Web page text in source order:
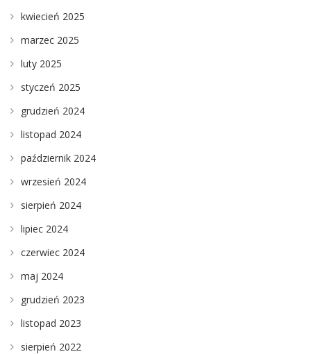
kwiecień 2025
marzec 2025
luty 2025
styczeń 2025
grudzień 2024
listopad 2024
październik 2024
wrzesień 2024
sierpień 2024
lipiec 2024
czerwiec 2024
maj 2024
grudzień 2023
listopad 2023
sierpień 2022